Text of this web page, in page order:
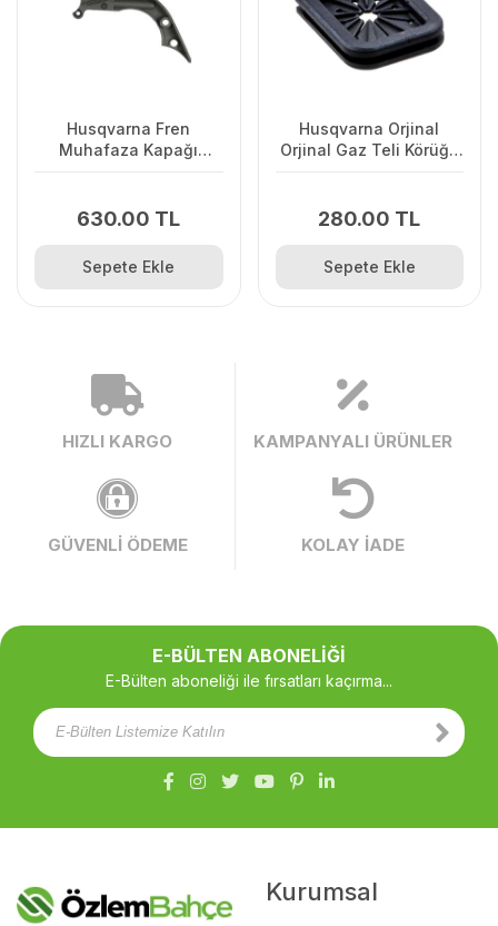
Husqvarna Fren
Muhafaza Kapağı
630.00 TL
Sepete Ekle
Husqvarna Orjinal
Orjinal Gaz Teli Körüğü
280.00 TL
Sepete Ekle
HIZLI KARGO KAMPANYALI ÜRÜNLER
GÜVENLİ ÖDEME KOLAY İADE
E-BÜLTEN ABONELİĞİ
E-Bülten aboneliği ile fırsatları kaçırma...
Kurumsal